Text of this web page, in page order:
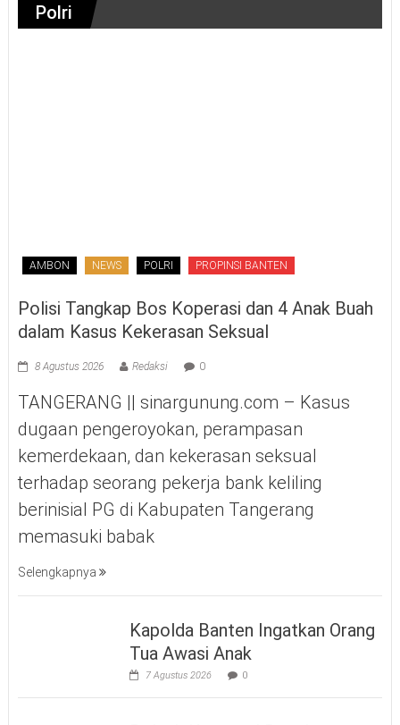
Polri
AMBON NEWS POLRI PROPINSI BANTEN
Polisi Tangkap Bos Koperasi dan 4 Anak Buah
dalam Kasus Kekerasan Seksual
8 Agustus 2026 Redaksi 0
TANGERANG || sinargunung.com – Kasus
dugaan pengeroyokan, perampasan
kemerdekaan, dan kekerasan seksual
terhadap seorang pekerja bank keliling
berinisial PG di Kabupaten Tangerang
memasuki babak
Selengkapnya
Kapolda Banten Ingatkan Orang
Tua Awasi Anak
7 Agustus 2026 0